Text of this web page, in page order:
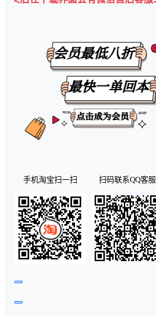
手机淘宝扫一扫 扫码联系QQ客服